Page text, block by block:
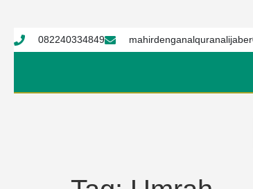
082240334849
Qur’an Syekh Ali Jaber Gelar